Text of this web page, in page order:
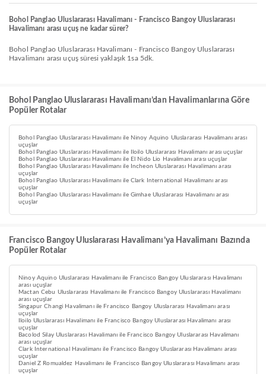
Bohol Panglao Uluslararası Havalimanı - Francisco Bangoy Uluslararası
Havalimanı arası uçuş ne kadar sürer?
Bohol Panglao Uluslararası Havalimanı - Francisco Bangoy Uluslararası
Havalimanı arası uçuş süresi yaklaşık 1sa 5dk.
Bohol Panglao Uluslararası Havalimanı’dan Havalimanlarına Göre
Popüler Rotalar
Bohol Panglao Uluslararası Havalimanı ile Ninoy Aquino Uluslararası Havalimanı arası
uçuşlar
Bohol Panglao Uluslararası Havalimanı ile Iloilo Uluslararası Havalimanı arası uçuşlar
Bohol Panglao Uluslararası Havalimanı ile El Nido Lio Havalimanı arası uçuşlar
Bohol Panglao Uluslararası Havalimanı ile Incheon Uluslararası Havalimanı arası
uçuşlar
Bohol Panglao Uluslararası Havalimanı ile Clark International Havalimanı arası
uçuşlar
Bohol Panglao Uluslararası Havalimanı ile Gimhae Uluslararası Havalimanı arası
uçuşlar
Francisco Bangoy Uluslararası Havalimanı’ya Havalimanı Bazında
Popüler Rotalar
Ninoy Aquino Uluslararası Havalimanı ile Francisco Bangoy Uluslararası Havalimanı
arası uçuşlar
Mactan Cebu Uluslararası Havalimanı ile Francisco Bangoy Uluslararası Havalimanı
arası uçuşlar
Singapur Changi Havalimanı ile Francisco Bangoy Uluslararası Havalimanı arası
uçuşlar
Iloilo Uluslararası Havalimanı ile Francisco Bangoy Uluslararası Havalimanı arası
uçuşlar
Bacolod Silay Uluslararası Havalimanı ile Francisco Bangoy Uluslararası Havalimanı
arası uçuşlar
Clark International Havalimanı ile Francisco Bangoy Uluslararası Havalimanı arası
uçuşlar
Daniel Z Romualdez Havalimanı ile Francisco Bangoy Uluslararası Havalimanı arası
uçuşlar